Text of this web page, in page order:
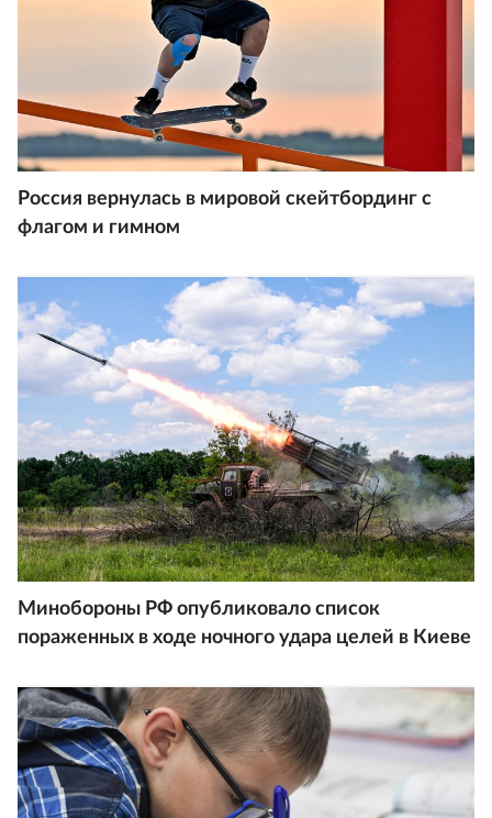
Россия вернулась в мировой скейтбординг с
флагом и гимном
Минобороны РФ опубликовало список
пораженных в ходе ночного удара целей в Киеве